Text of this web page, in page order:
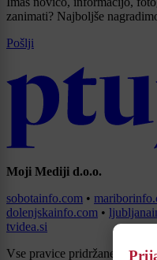
zanimati? Najboljše
Pošlji
Moji Mediji d.o.o.
sobotainfo.com •
dolenjskainfo.com •
tvidea.si
Vse pravice pridržane © 2026